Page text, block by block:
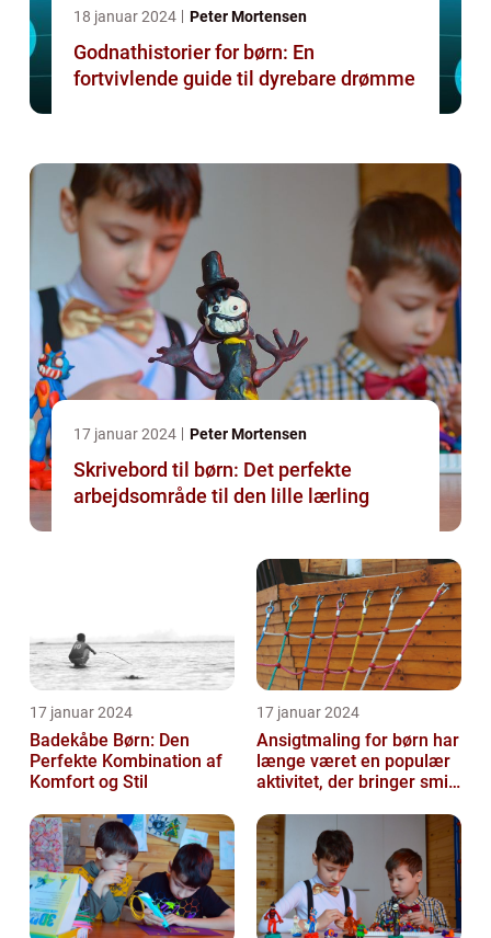
18 januar 2024 Peter Mortensen
Godnathistorier for børn: En
fortvivlende guide til dyrebare drømme
17 januar 2024 Peter Mortensen
Skrivebord til børn: Det perfekte
arbejdsområde til den lille lærling
17 januar 2024
Badekåbe Børn: Den
Perfekte Kombination af
Komfort og Stil
17 januar 2024
Ansigtmaling for børn har
længe været en populær
aktivitet, der bringer smil